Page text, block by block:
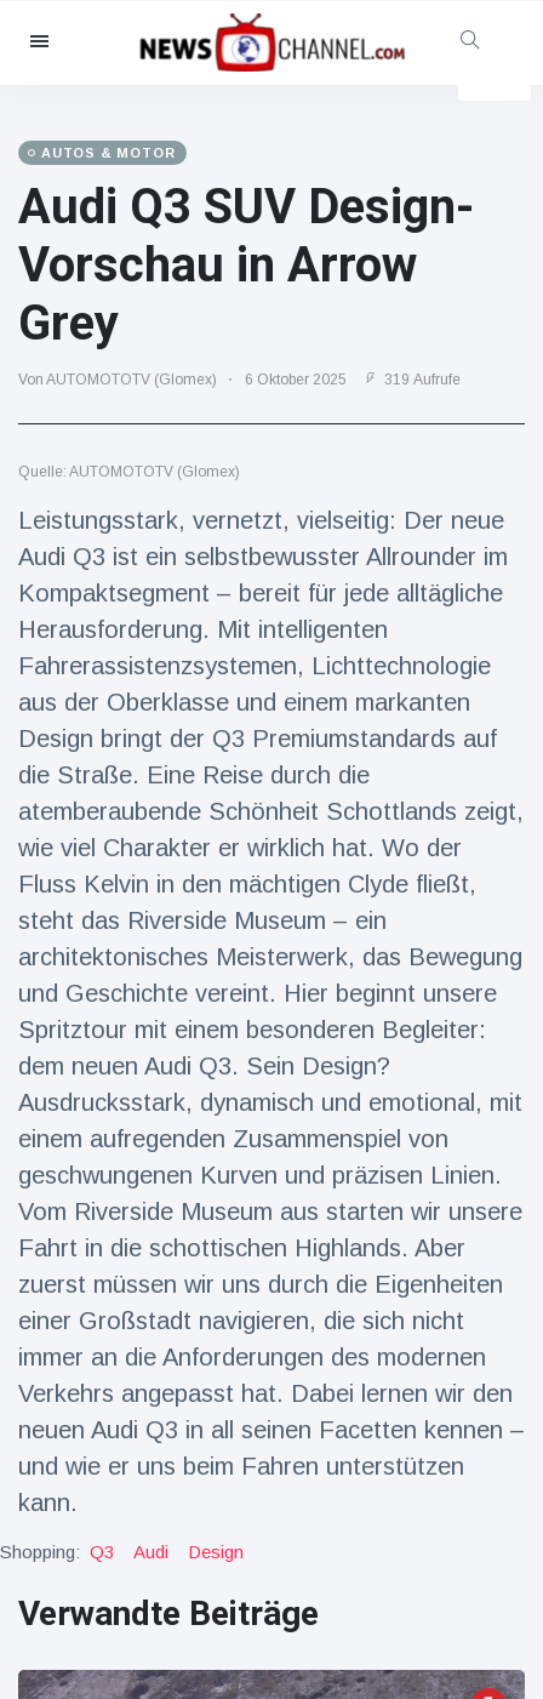
Kategorien
Soziales & Spaß
Kino und TV
(12454)
Promis
(39366)
Mode & Schönheit
Autos & Motor
Essen und Trinken
(7199)
Lifestyle
(30318)
Gesundheit & Fitness
Reisen & Abenteuer
(2252)
Neueste
Nachrichten
"Das alte
England":
Fans
frustriert
nach WM-
Aus
16 Juli
76
Jungstorch
nimmt
glückliche
Wendung
16 Juli
51
Aufrufe
Vor WM-
Finale:
Rauch-
Warnung
und Hitze
in New
York
Aufrufe
AUTOS & MOTOR
Audi Q3 SUV Design-
Vorschau in Arrow
Grey
Von AUTOMOTOTV (Glomex) 6 Oktober 2025 319 Aufrufe
Quelle: AUTOMOTOTV (Glomex)
Leistungsstark, vernetzt, vielseitig: Der neue
Audi Q3 ist ein selbstbewusster Allrounder im
Kompaktsegment – bereit für jede alltägliche
Herausforderung. Mit intelligenten
Fahrerassistenzsystemen, Lichttechnologie
aus der Oberklasse und einem markanten
Design bringt der Q3 Premiumstandards auf
die Straße. Eine Reise durch die
atemberaubende Schönheit Schottlands zeigt,
wie viel Charakter er wirklich hat. Wo der
Fluss Kelvin in den mächtigen Clyde fließt,
steht das Riverside Museum – ein
architektonisches Meisterwerk, das Bewegung
und Geschichte vereint. Hier beginnt unsere
Spritztour mit einem besonderen Begleiter:
dem neuen Audi Q3. Sein Design?
Ausdrucksstark, dynamisch und emotional, mit
einem aufregenden Zusammenspiel von
geschwungenen Kurven und präzisen Linien.
Vom Riverside Museum aus starten wir unsere
Fahrt in die schottischen Highlands. Aber
zuerst müssen wir uns durch die Eigenheiten
einer Großstadt navigieren, die sich nicht
immer an die Anforderungen des modernen
Verkehrs angepasst hat. Dabei lernen wir den
neuen Audi Q3 in all seinen Facetten kennen –
und wie er uns beim Fahren unterstützen
kann.
Shopping: Q3 Audi Design
Verwandte Beiträge